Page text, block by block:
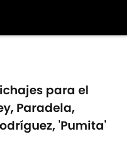
para el
Paradela,
'Pumita'